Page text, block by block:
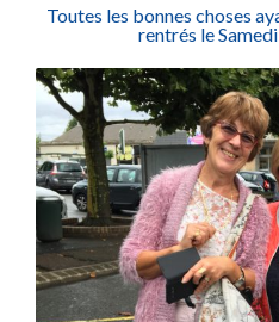
Toutes les bonnes choses
rentrés le